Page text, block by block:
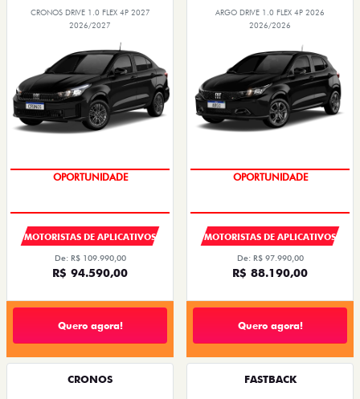
CRONOS DRIVE 1.0 FLEX 4P 2027
2026/2027
OPORTUNIDADE
MOTORISTAS DE APLICATIVOS
De: R$ 109.990,00
R$ 94.590,00
Quero agora!
ARGO DRIVE 1.0 FLEX 4P 2026
2026/2026
OPORTUNIDADE
MOTORISTAS DE APLICATIVOS
De: R$ 97.990,00
R$ 88.190,00
Quero agora!
CRONOS FASTBACK